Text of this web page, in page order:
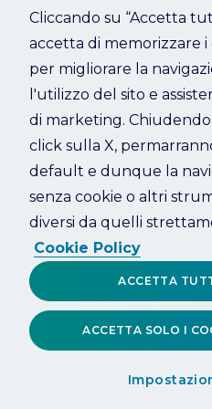
Cliccando su “Accetta
accetta di memorizzare i
per migliorare la
l'utilizzo del sito e
di marketing.
click sulla X,
default e dunque la
senza cookie o altri
diversi da quelli
Cookie Policy
ACCETTA SOLO I
ACCETTA